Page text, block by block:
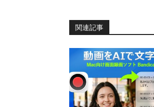
関連記事